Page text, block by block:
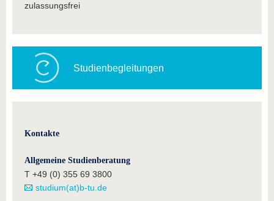
zulassungsfrei
Studienbegleitungen
Kontakte
Allgemeine Studienberatung
T +49 (0) 355 69 3800
studium(at)b-tu.de